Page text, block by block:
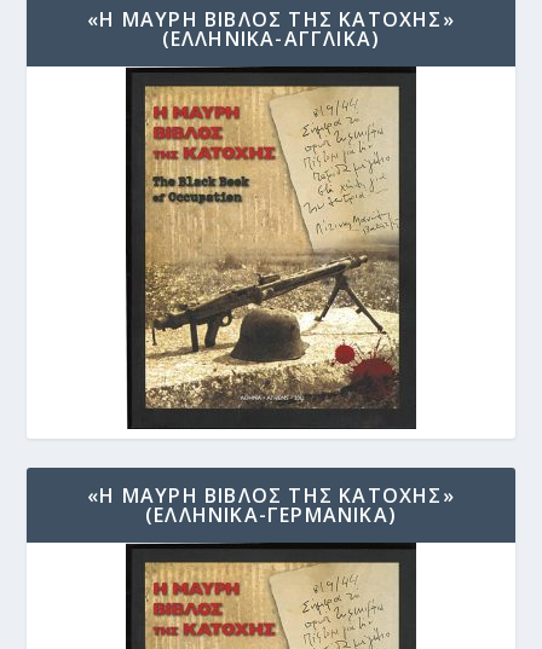
«Η ΜΑΥΡΗ ΒΙΒΛΟΣ ΤΗΣ ΚΑΤΟΧΗΣ»
(ΕΛΛΗΝΙΚΑ-ΑΓΓΛΙΚΑ)
«Η ΜΑΥΡΗ ΒΙΒΛΟΣ ΤΗΣ ΚΑΤΟΧΗΣ»
(ΕΛΛΗΝΙΚΑ-ΓΕΡΜΑΝΙΚΑ)